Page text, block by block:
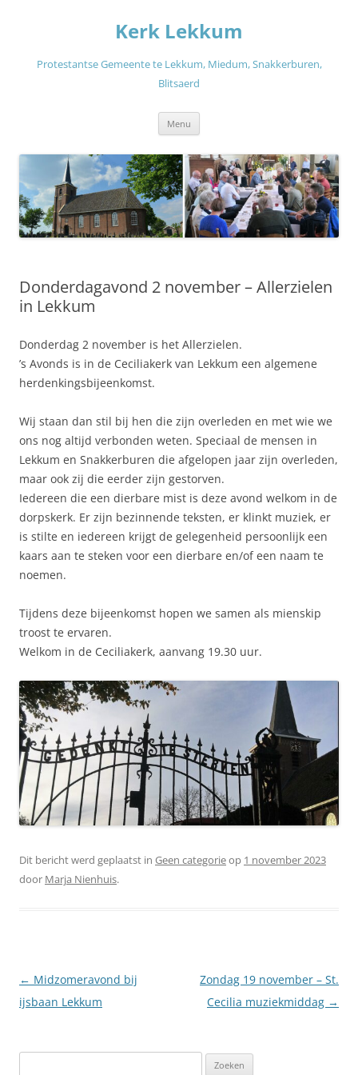
Kerk Lekkum
Protestantse Gemeente te Lekkum, Miedum, Snakkerburen,
Blitsaerd
Menu
Donderdagavond 2 november – Allerzielen
in Lekkum
Donderdag 2 november is het Allerzielen.
’s Avonds is in de Ceciliakerk van Lekkum een algemene
herdenkingsbijeenkomst.
Wij staan dan stil bij hen die zijn overleden en met wie we
ons nog altijd verbonden weten. Speciaal de mensen in
Lekkum en Snakkerburen die afgelopen jaar zijn overleden,
maar ook zij die eerder zijn gestorven.
Iedereen die een dierbare mist is deze avond welkom in de
dorpskerk. Er zijn bezinnende teksten, er klinkt muziek, er
is stilte en iedereen krijgt de gelegenheid persoonlijk een
kaars aan te steken voor een dierbare en/of een naam te
noemen.
Tijdens deze bijeenkomst hopen we samen als mienskip
troost te ervaren.
Welkom in de Ceciliakerk, aanvang 19.30 uur.
Dit bericht werd geplaatst in Geen categorieop 1 november 2023
door Marja Nienhuis.
Berichtnavigatie
← Midzomeravond bij
ijsbaan Lekkum
Zondag 19 november – St.
Cecilia muziekmiddag →